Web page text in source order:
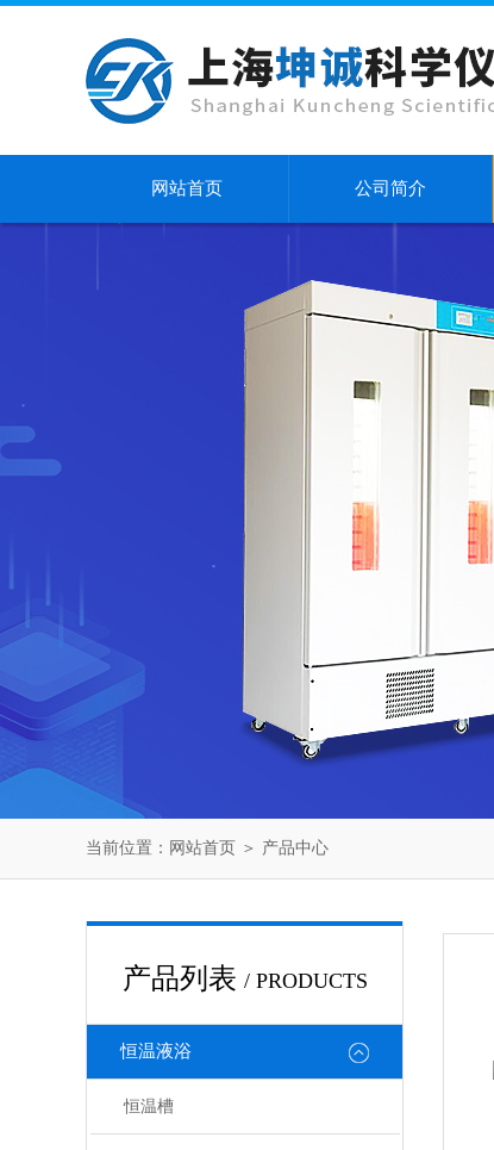
网站首页 公司简介
当前位置： 网站首页 ＞ 产品中心
产品列表 / PRODUCTS
恒温液浴
恒温槽